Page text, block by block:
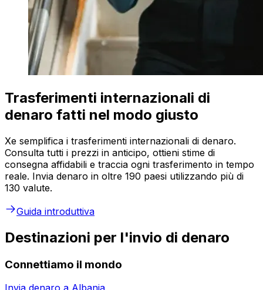
Trasferimenti internazionali di
denaro fatti nel modo giusto
Xe semplifica i trasferimenti internazionali di denaro.
Consulta tutti i prezzi in anticipo, ottieni stime di
consegna affidabili e traccia ogni trasferimento in tempo
reale. Invia denaro in oltre 190 paesi utilizzando più di
130 valute.
Guida introduttiva
Destinazioni per l'invio di denaro
Connettiamo il mondo